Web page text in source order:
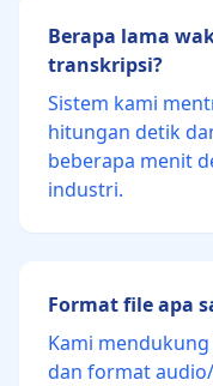
Berapa lama
transkripsi?
Sistem kami
hitungan detik
beberapa menit
industri.
Format file apa
Kami mendukung
dan format